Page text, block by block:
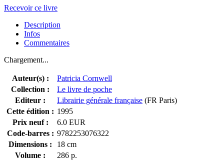
Recevoir ce livre
Description
Infos
Commentaires
Chargement...
Auteur(s) :
Patricia Cornwell
Collection :
Le livre de poche
Editeur :
Librairie générale française (FR Paris)
Cette édition : 1995
Prix neuf :
6.0 EUR
Code-barres : 9782253076322
Dimensions :
18 cm
Volume :
286 p.